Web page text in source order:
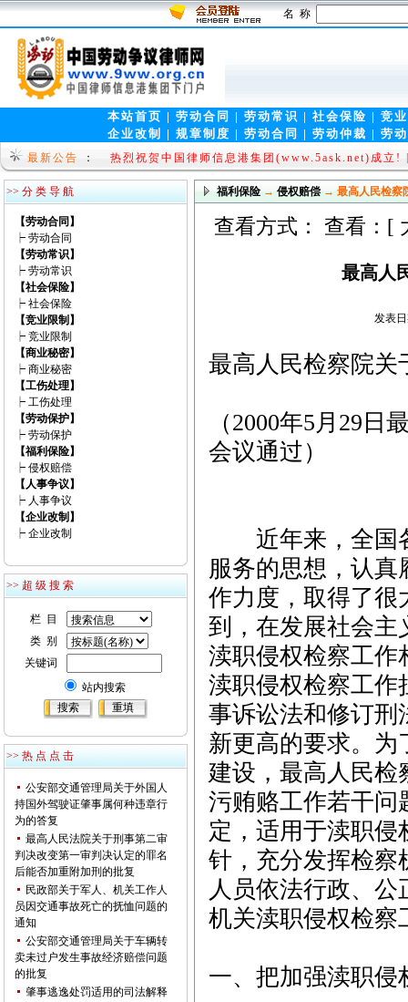
名 称
本站首页 | 劳动合同 | 劳动常识 | 社会保险 | 竞
企业改制
| 规章制度 | 劳动合同 | 劳动仲裁 | 劳
最新公告 ：
热烈祝贺中国律师信息港集团(www.5ask.net)成立!
中国劳动争议律师网-中国律师信息港集团（
09]
>> 分 类 导 航
【劳动合同】
┝ 劳动合同
【劳动常识】
┝ 劳动常识
【社会保险】
┝ 社会保险
【竞业限制】
┝ 竞业限制
【商业秘密】
┝ 商业秘密
【工伤处理】
┝ 工伤处理
【劳动保护】
┝ 劳动保护
【福利保险】
┝ 侵权赔偿
【人事争议】
┝ 人事争议
【企业改制】
┝ 企业改制
>> 超 级 搜 索
栏 目
类 别
关键词
站内搜索
>> 热 点 点 击
公安部交通管理局关于外国人
持国外驾驶证肇事属何种违章行
为的答复
最高人民法院关于刑事第二审
判决改变第一审判决认定的罪名
后能否加重附加刑的批复
民政部关于军人、机关工作人
员因交通事故死亡的抚恤问题的
通知
公安部交通管理局关于车辆转
卖未过户发生事故经济赔偿问题
的批复
肇事逃逸处罚适用的司法解释
福利保险→ 侵权赔偿→ 最高人民检察
查看方式： 查看：[
最高人
发表
最高人民检察院关
（2000年5月29
会议通过）
近年来，全国各
服务的思想，认
作力度，取得了很
到，在发展社会主
渎职侵权检察工作
渎职侵权检察工作
事诉讼法和修订刑
新更高的要求。为
建设，最高人民检
污贿赂工作若干问
定，适用于渎职
针，充分发挥检察
人员依法行政、
机关渎职侵权检察
一、把加强渎职侵